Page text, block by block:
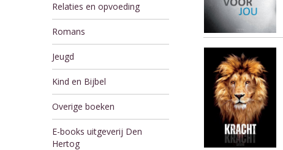
Relaties en opvoeding
Romans
Jeugd
Kind en Bijbel
Overige boeken
E-books uitgeverij Den
Hertog